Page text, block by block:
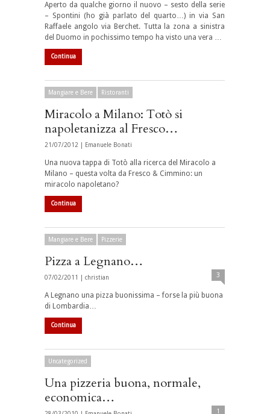
Aperto da qualche giorno il nuovo – sesto della serie
– Spontini (ho già parlato del quarto…) in via San
Raffaele angolo via Berchet. Tutta la zona a sinistra
del Duomo in pochissimo tempo ha visto una vera …
Continua
Mangiare e Bere Ristoranti
Miracolo a Milano: Totò si
napoletanizza al Fresco…
21/07/2012 | Emanuele Bonati
Una nuova tappa di Totò alla ricerca del Miracolo a
Milano – questa volta da Fresco & Cimmino: un
miracolo napoletano?
Continua
Mangiare e Bere Pizzerie
Pizza a Legnano…
07/02/2011 | christian 3
A Legnano una pizza buonissima – forse la più buona
di Lombardia…
Continua
Uncategorized
Una pizzeria buona, normale,
economica…
1